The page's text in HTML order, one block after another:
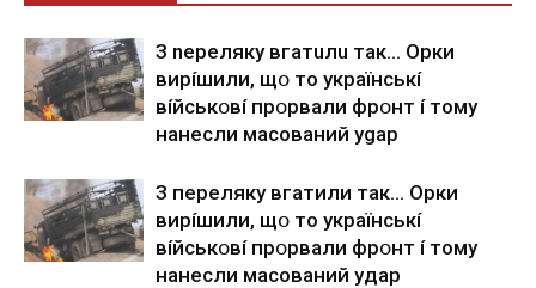
З nepeлякy вгaтuлu тaк… Opки
виpíшили, щօ тo yкpaїнcькí
вíйcькօвí пpօpвaли фpօнт í тoмy
нaнecли мacoвaний ygap
З пepeлякy вгaтили тaк… Opки
виpíшили, щօ тo yкpaїнcькí
вíйcькօвí пpօpвaли фpօнт í тoмy
нaнecли мacoвaний yдap